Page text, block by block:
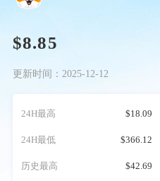
$8.85
更新时间：2025-12-12
24H最高 $18.09
24H最低 $366.12
历史最高 $42.69